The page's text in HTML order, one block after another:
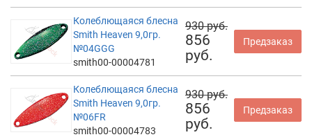
Колеблющаяся блесна
Smith Heaven 9,0гр.
№04GGG
smith00-00004781
930 руб.
856
руб.
Предзаказ
Колеблющаяся блесна
Smith Heaven 9,0гр.
№06FR
smith00-00004783
930 руб.
856
руб.
Предзаказ